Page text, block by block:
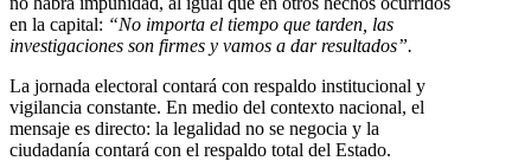
en la capital: “No importa el tiempo que tarden, las
investigaciones son firmes y vamos a dar resultados”.
La jornada electoral contará con respaldo institucional y
vigilancia constante. En medio del contexto nacional, el
mensaje es directo: la legalidad no se negocia y la
ciudadanía contará con el respaldo total del Estado.